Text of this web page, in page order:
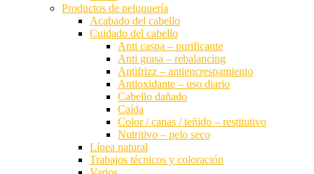
Productos de peluquería
Acabado del cabello
Cuidado del cabello
Anti caspa – purificante
Anti grasa – rebalancing
Antifrizz – antiencrespamiento
Antioxidante – uso diario
Cabello dañado
Caída
Color / canas / teñido – restitutivo
Nutritivo – pelo seco
Línea natural
Trabajos técnicos y coloración